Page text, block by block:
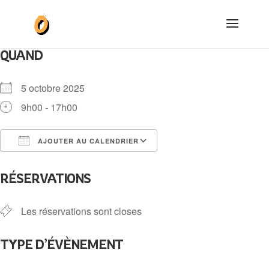
QUAND
5 octobre 2025
9h00 - 17h00
AJOUTER AU CALENDRIER
RÉSERVATIONS
Les réservations sont closes
TYPE D’ÉVÈNEMENT